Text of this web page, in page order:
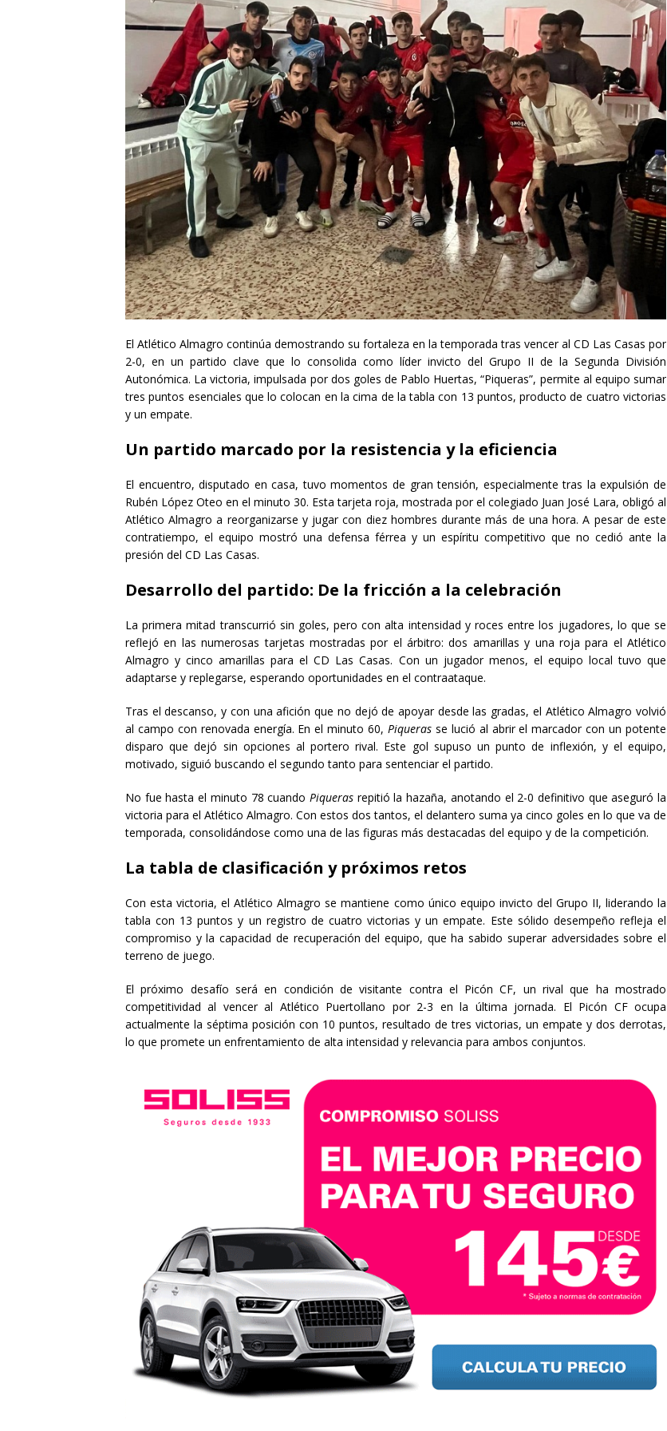
El Atlético Almagro continúa demostrando su fortaleza en la temporada tras vencer al CD Las Casas por
2-0, en un partido clave que lo consolida como líder invicto del Grupo II de la Segunda División
Autonómica. La victoria, impulsada por dos goles de Pablo Huertas, “Piqueras”, permite al equipo sumar
tres puntos esenciales que lo colocan en la cima de la tabla con 13 puntos, producto de cuatro victorias
y un empate.
Un partido marcado por la resistencia y la eficiencia
El encuentro, disputado en casa, tuvo momentos de gran tensión, especialmente tras la expulsión de
Rubén López Oteo en el minuto 30. Esta tarjeta roja, mostrada por el colegiado Juan José Lara, obligó al
Atlético Almagro a reorganizarse y jugar con diez hombres durante más de una hora. A pesar de este
contratiempo, el equipo mostró una defensa férrea y un espíritu competitivo que no cedió ante la
presión del CD Las Casas.
Desarrollo del partido: De la fricción a la celebración
La primera mitad transcurrió sin goles, pero con alta intensidad y roces entre los jugadores, lo que se
reflejó en las numerosas tarjetas mostradas por el árbitro: dos amarillas y una roja para el Atlético
Almagro y cinco amarillas para el CD Las Casas. Con un jugador menos, el equipo local tuvo que
adaptarse y replegarse, esperando oportunidades en el contraataque.
Tras el descanso, y con una afición que no dejó de apoyar desde las gradas, el Atlético Almagro volvió
al campo con renovada energía. En el minuto 60, Piqueras se lució al abrir el marcador con un potente
disparo que dejó sin opciones al portero rival. Este gol supuso un punto de inflexión, y el equipo,
motivado, siguió buscando el segundo tanto para sentenciar el partido.
No fue hasta el minuto 78 cuando Piquerasrepitió la hazaña, anotando el 2-0 definitivo que aseguró la
victoria para el Atlético Almagro. Con estos dos tantos, el delantero suma ya cinco goles en lo que va de
temporada, consolidándose como una de las figuras más destacadas del equipo y de la competición.
La tabla de clasificación y próximos retos
Con esta victoria, el Atlético Almagro se mantiene como único equipo invicto del Grupo II, liderando la
tabla con 13 puntos y un registro de cuatro victorias y un empate. Este sólido desempeño refleja el
compromiso y la capacidad de recuperación del equipo, que ha sabido superar adversidades sobre el
terreno de juego.
El próximo desafío será en condición de visitante contra el Picón CF, un rival que ha mostrado
competitividad al vencer al Atlético Puertollano por 2-3 en la última jornada. El Picón CF ocupa
actualmente la séptima posición con 10 puntos, resultado de tres victorias, un empate y dos derrotas,
lo que promete un enfrentamiento de alta intensidad y relevancia para ambos conjuntos.